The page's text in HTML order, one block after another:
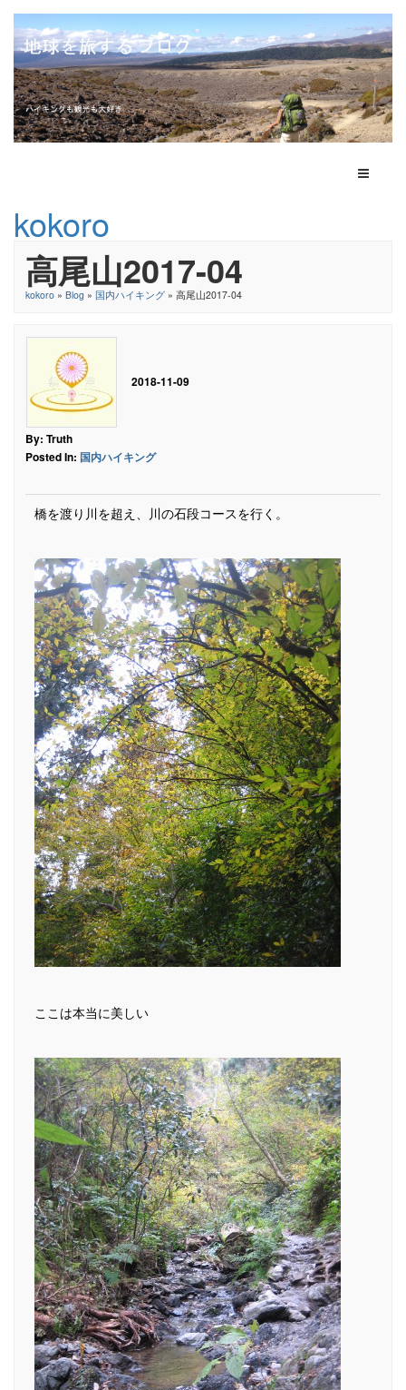
Toggle
kokoro
高尾山2017-04
kokoro » Blog » 国内ハイキング » 高尾山2017-04
2018-11-09
By: Truth
Posted In: 国内ハイキング
橋を渡り川を超え、川の石段コースを行く。
ここは本当に美しい